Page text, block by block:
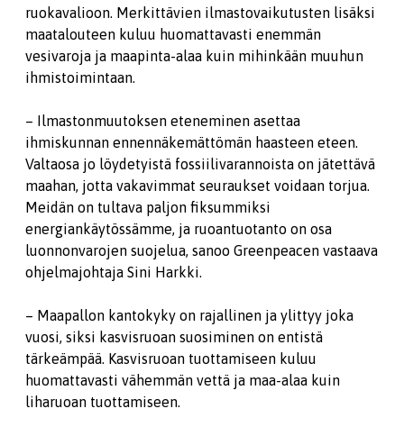
ruokavalioon. Merkittävien ilmastovaikutusten lisäksi
maatalouteen kuluu huomattavasti enemmän
vesivaroja ja maapinta-alaa kuin mihinkään muuhun
ihmistoimintaan.
– Ilmastonmuutoksen eteneminen asettaa
ihmiskunnan ennennäkemättömän haasteen eteen.
Valtaosa jo löydetyistä fossiilivarannoista on jätettävä
maahan, jotta vakavimmat seuraukset voidaan torjua.
Meidän on tultava paljon fiksummiksi
energiankäytössämme, ja ruoantuotanto on osa
luonnonvarojen suojelua, sanoo Greenpeacen vastaava
ohjelmajohtaja Sini Harkki.
– Maapallon kantokyky on rajallinen ja ylittyy joka
vuosi, siksi kasvisruoan suosiminen on entistä
tärkeämpää. Kasvisruoan tuottamiseen kuluu
huomattavasti vähemmän vettä ja maa-alaa kuin
liharuoan tuottamiseen.